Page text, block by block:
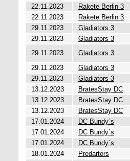
22.11.2023
Rakete Berlin 3
22.11.2023
Rakete Berlin 3
29.11.2023
Gladiators 3
29.11.2023
Gladiators 3
29.11.2023
Gladiators 3
29.11.2023
Gladiators 3
29.11.2023
Gladiators 3
13.12.2023
BratesStay DC
13.12.2023
BratesStay DC
13.12.2023
BratesStay DC
17.01.2024
DC Bundy´s
17.01.2024
DC Bundy´s
17.01.2024
DC Bundy´s
18.01.2024
Predartors